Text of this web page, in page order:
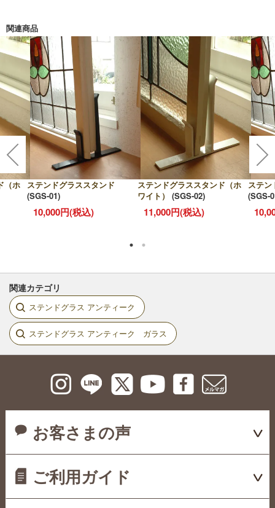
関連商品
（ホ
ステンドグラススタンド
(SGS-01)
10,000円(税込)
ステンドグラススタンド（ホ
ワイト）
(SGS-02)
11,000円(税込)
ステ
(SGS-
関連カテゴリ
ステンドグラス アンティーク
ステンドグラス アンティーク ガラス
お客さまの声
ご利用ガイド